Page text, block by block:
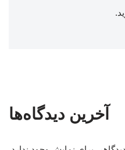
.
آخرین دیدگاه‌ها